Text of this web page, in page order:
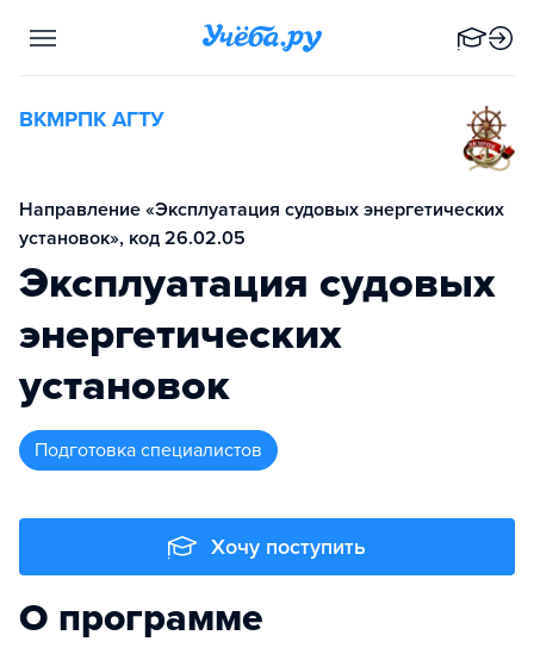
ВКМРПК АГТУ
Направление «Эксплуатация судовых энергетических
установок», код 26.02.05
Эксплуатация судовых
энергетических
установок
подготовка специалистов
Хочу поступить
О программе